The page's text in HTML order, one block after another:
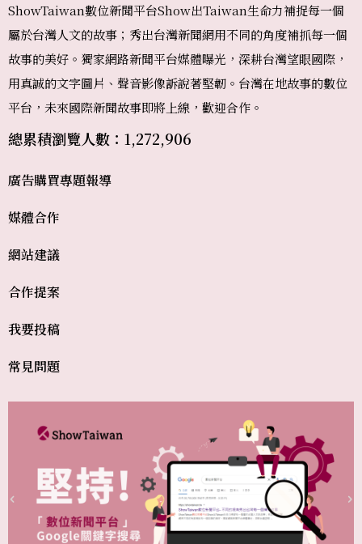
ShowTaiwan數位新聞平台Show出Taiwan生命力補捉每一個
屬於台灣人文的故事；秀出台灣新聞網用不同的角度補抓每一個
故事的美好。獨家網路新聞平台媒體曝光，深耕台灣望眼國際，
用真誠的文字圖片、聲音影像訴說著堅韌。台灣在地故事的數位
平台，未來國際新聞故事即將上線，歡迎合作。
總累積瀏覽人數：1,272,906
廣告購買
媒體合作
網站建議
合作提案
我要投稿
常見問題
專題報導